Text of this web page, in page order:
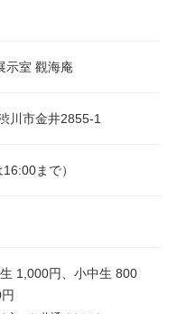
示室 觀海庵
川市金井2855-1
まで）
1,000円、小中生 800